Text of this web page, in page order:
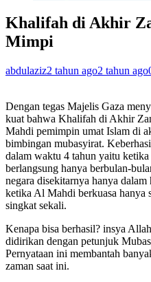
Khalifah di Akhir
Mimpi
abdulaziz2 tahun ago2 tahun ago
Dengan tegas Majelis Gaza
kuat bahwa Khalifah di Akhir
Mahdi pemimpin umat Islam di
bimbingan mubasyirat.
dalam waktu 4 tahun yaitu
berlangsung hanya berbulan-
negara disekitarnya hanya
ketika Al Mahdi berkuasa hanya
singkat sekali.
Kenapa bisa berhasil? insya
didirikan dengan petunjuk
Pernyataan ini membantah
zaman saat ini.